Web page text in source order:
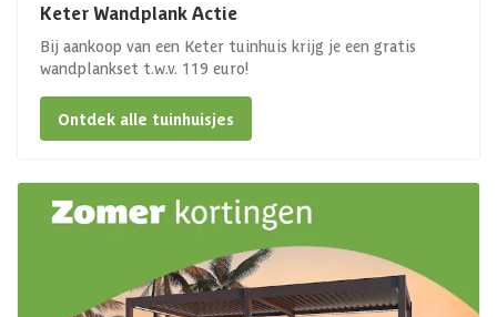
Keter Wandplank Actie
Bij aankoop van een Keter tuinhuis krijg je een gratis
wandplankset t.w.v. 119 euro!
Ontdek alle tuinhuisjes